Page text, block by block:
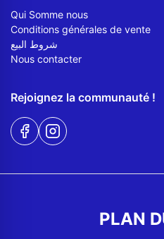
Qui Somme nous
Conditions générales de vente
شروط البيع
Nous contacter
Rejoignez la communauté !
PLAN